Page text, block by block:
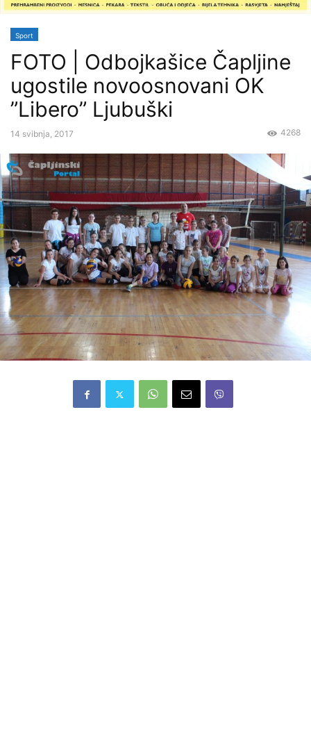
Sport
FOTO | Odbojkašice Čapljine
ugostile novoosnovani OK
”Libero” Ljubuški
14 svibnja, 2017 4268